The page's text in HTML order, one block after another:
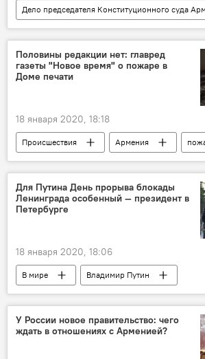
Политика
Армения
Конституция
суд
Половины редакции нет: главред
газеты "Новое время" о пожаре в
Доме печати
18 января 2020, 18:18
Происшествия Армения
Для Путина День прорыва блокады
Ленинграда особенный — президент в
Петербурге
18 января 2020, 18:06
В мире
Владимир Путин
Санкт-Петербург
У России новое правительство: чего
ждать в отношениях с Арменией?